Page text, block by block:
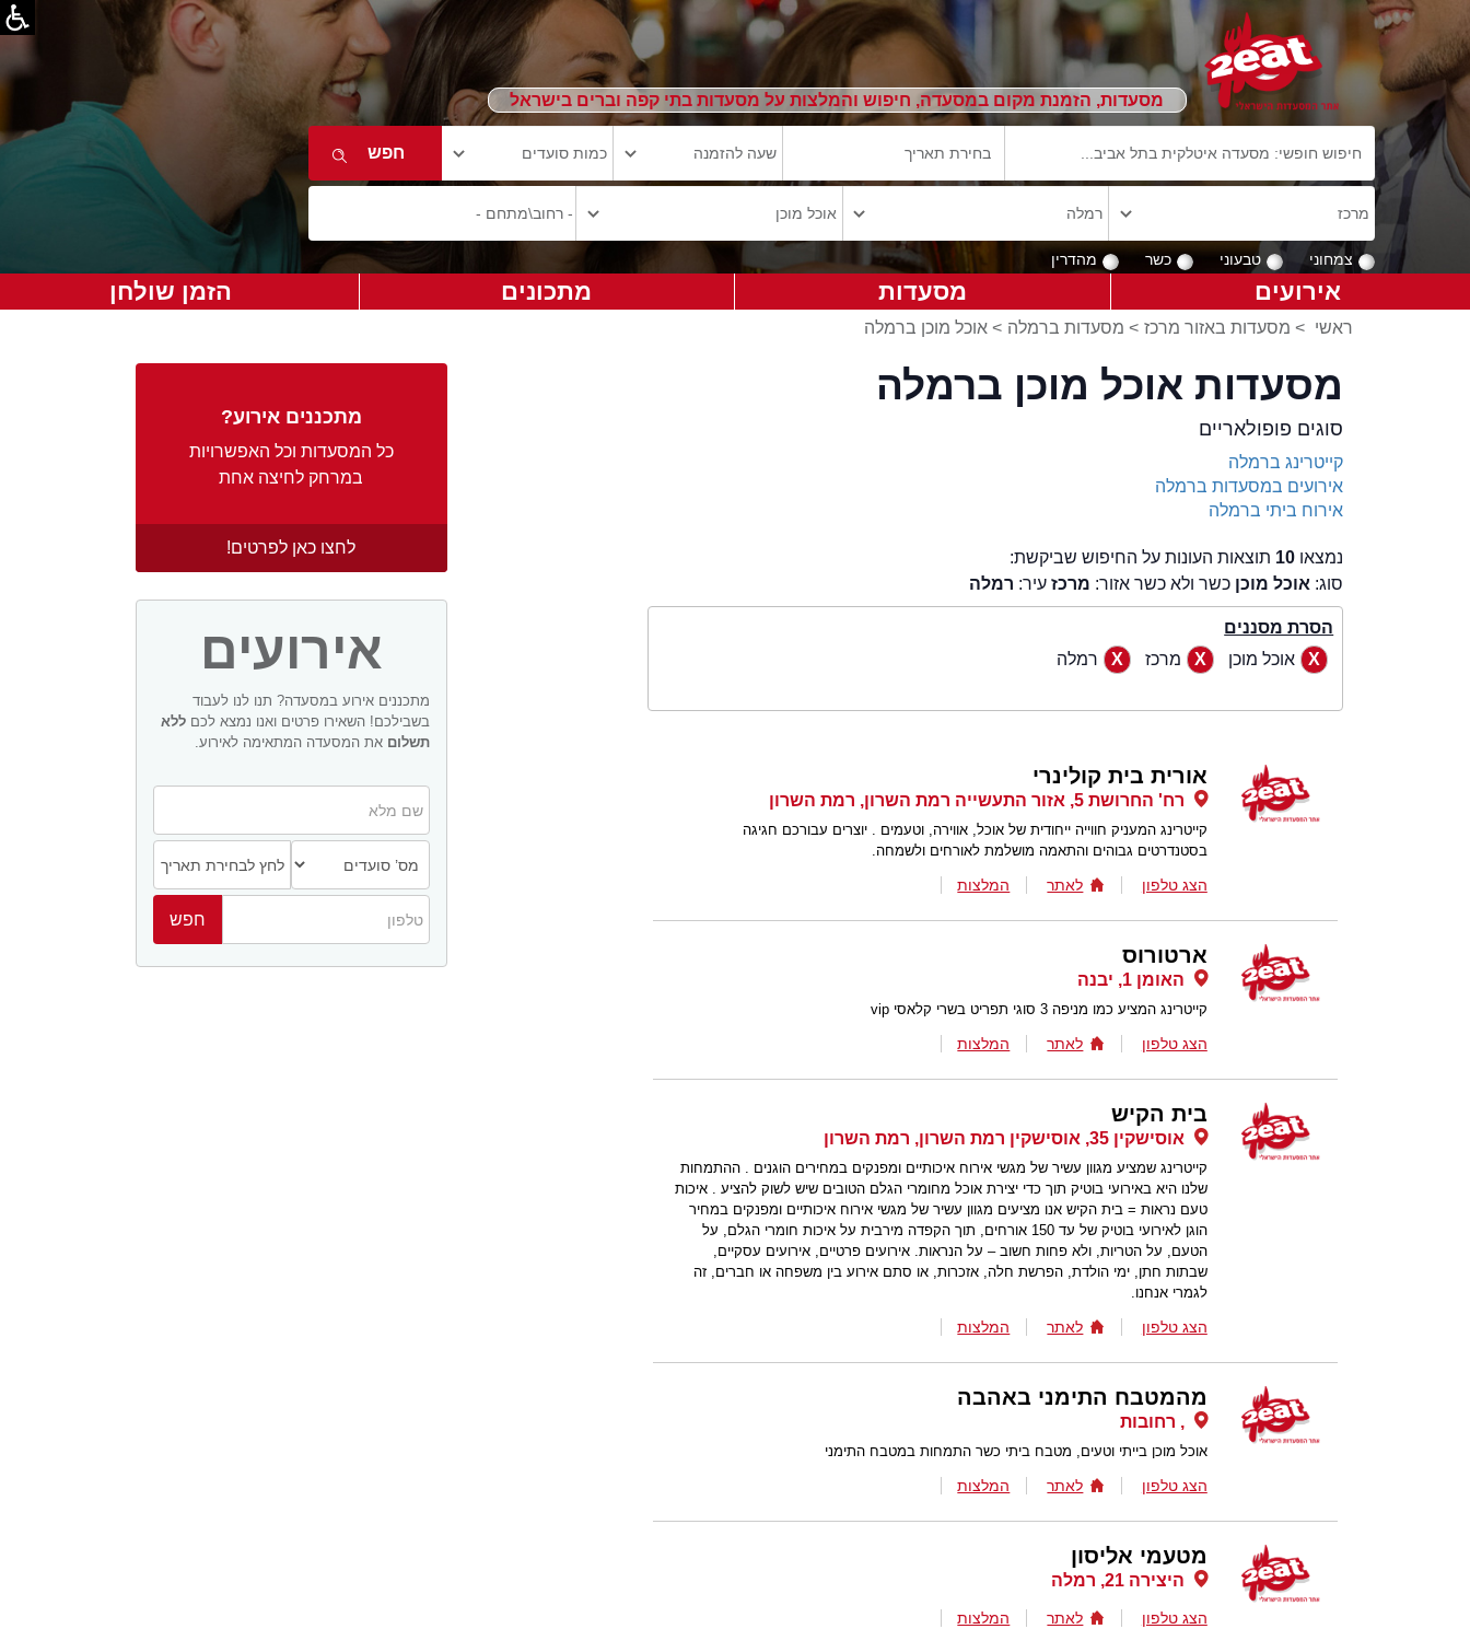
מסעדות, הזמנת מקום במסעדה, חיפוש והמלצות על מסעדות בתי קפה וברים בישראל
צמחוני טבעוני כשר מהדרין
אירועים מסעדות מתכונים הזמן שולחן
ראשי > מסעדות באזור מרכז > מסעדות ברמלה > אוכל מוכן ברמלה
מתכננים אירוע?
כל המסעדות וכל האפשרויות
במרחק לחיצה אחת
לחצו כאן לפרטים!
אירועים
מתכננים אירוע במסעדה? תנו לנו לעבוד
בשבילכם! השאירו פרטים ואנו נמצא לכם ללא
תשלום את המסעדה המתאימה לאירוע.
מסעדות אוכל מוכן ברמלה
סוגים פופולאריים
קייטרינג ברמלה
אירועים במסעדות ברמלה
אירוח ביתי ברמלה
נמצאו 10 תוצאות העונות על החיפוש שביקשת:
סוג: אוכל מוכן כשר ולא כשר אזור: מרכזעיר: רמלה
הסרת מסננים
אוכל מוכן
מרכז רמלה
אורית בית קולינרי
רח' החרושת 5, אזור התעשייה רמת השרון, רמת השרון
קייטרינג המעניק חווייה ייחודית של אוכל, אווירה, וטעמים . יוצרים עבורכם חגיגה
בסטנדרטים גבוהים והתאמה מושלמת לאורחים ולשמחה.
הצג טלפון לאתר המלצות
ארטורוס
האומן 1, יבנה
קייטרינג המציע כמו מניפה 3 סוגי תפריט בשרי קלאסי vip
הצג טלפון לאתר המלצות
בית הקיש
אוסישקין 35, אוסישקין רמת השרון, רמת השרון
קייטרינג שמציע מגוון עשיר של מגשי אירוח איכותיים ומפנקים במחירים הוגנים . ההתמחות
שלנו היא באירועי בוטיק תוך כדי יצירת אוכל מחומרי הגלם הטובים שיש לשוק להציע . איכות
טעם נראות = בית הקיש אנו מציעים מגוון עשיר של מגשי אירוח איכותיים ומפנקים במחיר
הוגן לאירועי בוטיק של עד 150 אורחים, תוך הקפדה מירבית על איכות חומרי הגלם, על
הטעם, על הטריות, ולא פחות חשוב – על הנראות. אירועים פרטיים, אירועים עסקיים,
שבתות חתן, ימי הולדת, הפרשת חלה, אזכרות, או סתם אירוע בין משפחה או חברים, זה
לגמרי אנחנו.
הצג טלפון לאתר המלצות
מהמטבח התימני באהבה
, רחובות
אוכל מוכן בייתי וטעים, מטבח ביתי כשר התמחות במטבח התימני
הצג טלפון לאתר המלצות
מטעמי אליסון
היצירה 21, רמלה
הצג טלפון לאתר המלצות